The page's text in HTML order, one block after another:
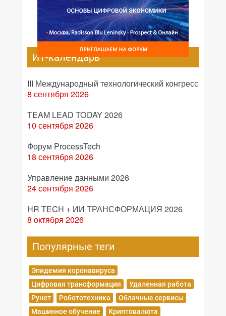
ИТ-календарь
III Международный технологический конгресс
8 сентября 2026
TEAM LEAD TODAY 2026
10 сентября 2026
Форум ProcessTech
18 сентября 2026
Управление данными 2026
24 сентября 2026
HR TECH + ИИ ТРАНСФОРМАЦИЯ 2026
8 октября 2026
Популярные теги
Эпидемия коронавируса
Цифровая трансформация
Удаленная работа
Рунет
Робототехника
Облачные сервисы
Машинное обучение
Криптовалюта